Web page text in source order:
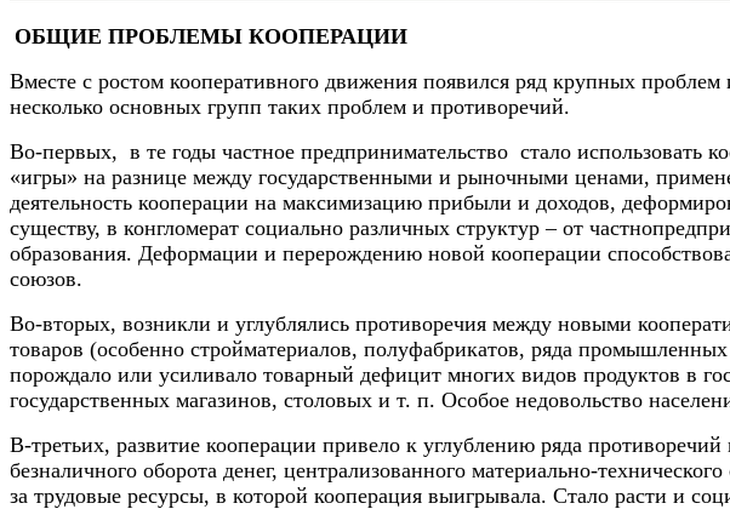
ОБЩИЕ ПРОБЛЕМЫ КООПЕРАЦИИ
Вместе с ростом кооперативного движения появился ряд крупных
несколько основных групп таких проблем и противоречий.
Во-первых, в те годы частное предпринимательство стало использовать
«игры» на разнице между государственными и рыночными ценами,
деятельность кооперации на максимизацию прибыли и доходов,
существу, в конгломерат социально различных структур – от
образования. Деформации и перерождению новой кооперации
союзов.
Во-вторых, возникли и углублялись противоречия между новыми
товаров (особенно стройматериалов, полуфабрикатов, ряда
порождало или усиливало товарный дефицит многих видов продуктов в
государственных магазинов, столовых и т. п. Особое недовольство
В-третьих, развитие кооперации привело к углублению ряда
безналичного оборота денег, централизованного материально-
за трудовые ресурсы, в которой кооперация выигрывала. Стало расти и